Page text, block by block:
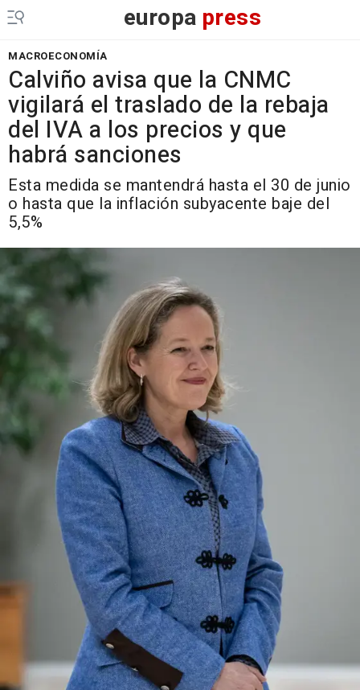
europa press
MACROECONOMÍA
Calviño avisa que la CNMC
vigilará el traslado de la rebaja
del IVA a los precios y que
habrá sanciones
Esta medida se mantendrá hasta el 30 de junio
o hasta que la inflación subyacente baje del
5,5%